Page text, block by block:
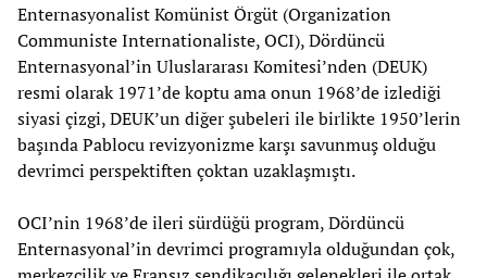
Enternasyonalist Komünist Örgüt (Organization
Communiste Internationaliste, OCI), Dördüncü
Enternasyonal’in Uluslararası Komitesi’nden (DEUK)
resmi olarak 1971’de koptu ama onun 1968’de izlediği
siyasi çizgi, DEUK’un diğer şubeleri ile birlikte 1950’lerin
başında Pablocu revizyonizme karşı savunmuş olduğu
devrimci perspektiften çoktan uzaklaşmıştı.
OCI’nin 1968’de ileri sürdüğü program, Dördüncü
Enternasyonal’in devrimci programıyla olduğundan çok,